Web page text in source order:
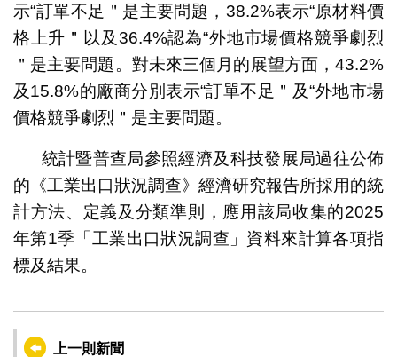
示“訂單不足＂是主要問題，38.2%表示“原材料價
格上升＂以及36.4%認為“外地市場價格競爭劇烈
＂是主要問題。對未來三個月的展望方面，43.2%
及15.8%的廠商分別表示“訂單不足＂及“外地市場
價格競爭劇烈＂是主要問題。
統計暨普查局參照經濟及科技發展局過往公佈
的《工業出口狀況調查》經濟研究報告所採用的統
計方法、定義及分類準則，應用該局收集的2025
年第1季「工業出口狀況調查」資料來計算各項指
標及結果。
上一則新聞